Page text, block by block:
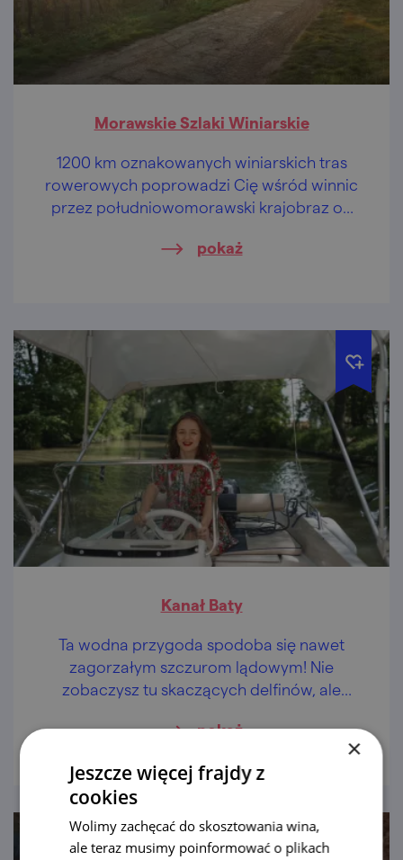
Morawskie Szlaki Winiarskie
1200 km oznakowanych winiarskich tras
rowerowych poprowadzi Cię wśród winnic
przez południowomorawski krajobraz od
Hradiště – odkrywaj malownicze miasta i
gościnnych morawskich winiarzy.
pokaż
Kanał Baty
Ta wodna przygoda spodoba się nawet
zagorzałym szczurom lądowym! Nie
zobaczysz tu skaczących delfinów, ale
regionalnych przysmaków.
pokaż
×
Jeszcze więcej frajdy z
cookies
Wolimy zachęcać do skosztowania wina,
ale teraz musimy poinformować o plikach